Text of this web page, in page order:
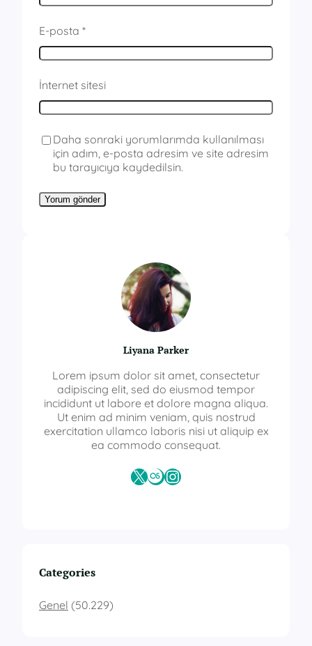
E-posta *
İnternet sitesi
Daha sonraki yorumlarımda kullanılması
için adım, e-posta adresim ve site adresim
bu tarayıcıya kaydedilsin.
Liyana Parker
Lorem ipsum dolor sit amet, consectetur
adipiscing elit, sed do eiusmod tempor
incididunt ut labore et dolore magna aliqua.
Ut enim ad minim veniam, quis nostrud
exercitation ullamco laboris nisi ut aliquip ex
ea commodo consequat.
X Last.fmInstagram
Categories
Genel (50.229)